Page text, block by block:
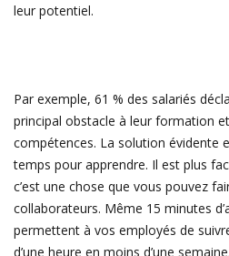
leur potentiel.
Par exemple, 61 % des salariés
principal obstacle à leur formation
compétences. La solution évidente
temps pour apprendre. Il est plus
c’est une chose que vous pouvez
collaborateurs. Même 15 minutes
permettent à vos employés de
d’une heure en moins d’une semaine.